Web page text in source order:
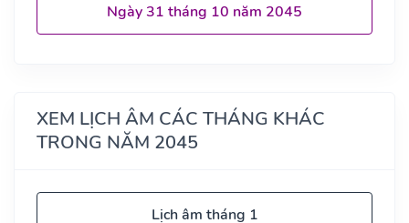
Ngày 31 tháng 10 năm 2045
XEM LỊCH ÂM CÁC THÁNG KHÁC
TRONG NĂM 2045
Lịch âm tháng 1